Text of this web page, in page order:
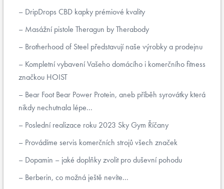
DripDrops CBD kapky prémiové kvality
Masážní pistole Theragun by Therabody
Brotherhood of Steel představují naše výrobky a prodejnu
Kompletní vybavení Vašeho domácího i komerčního fitness
značkou HOIST
Bear Foot Bear Power Protein, aneb příběh syrovátky která
nikdy nechutnala lépe...
Poslední realizace roku 2023 Sky Gym Říčany
Provádíme servis komerčních strojů všech značek
Dopamin – jaké doplňky zvolit pro duševní pohodu
Berberin, co možná ještě nevíte...